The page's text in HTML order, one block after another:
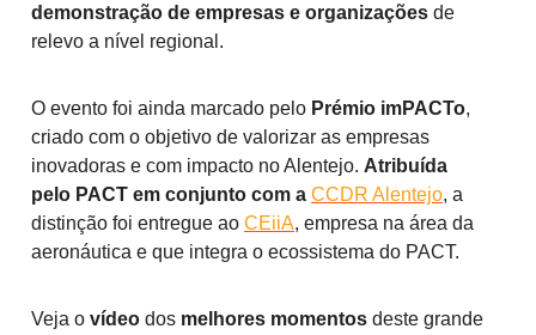
demonstração de empresas e organizações de
relevo a nível regional.
O evento foi ainda marcado pelo Prémio imPACTo,
criado com o objetivo de valorizar as empresas
inovadoras e com impacto no Alentejo. Atribuída
pelo PACT em conjunto com a CCDR Alentejo, a
distinção foi entregue ao CEiiA, empresa na área da
aeronáutica e que integra o ecossistema do PACT.
Veja o vídeo dos melhores momentos deste grande